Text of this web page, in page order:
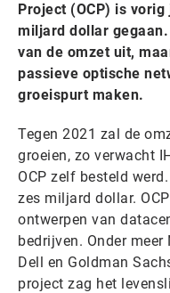
Project (OCP) is
miljard dollar
van de omzet uit,
passieve optische
groeispurt maken.
Tegen 2021 zal de
groeien, zo verwacht
OCP zelf besteld
zes miljard dollar.
ontwerpen van
bedrijven. Onder
Dell en Goldman
project zag het